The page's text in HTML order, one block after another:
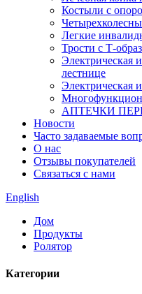
Костыли с
Легкие
Трости с Т-
Электрическая
лестнице
Электрическая
АПТЕЧКИ
Новости
Часто задаваемые
О нас
Отзывы покупателей
Связаться с нами
English
Дом
Продукты
Ролятор
Категории